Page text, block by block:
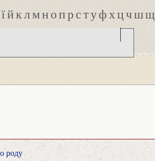
їйклмнопрстуфхцчшщ
роду